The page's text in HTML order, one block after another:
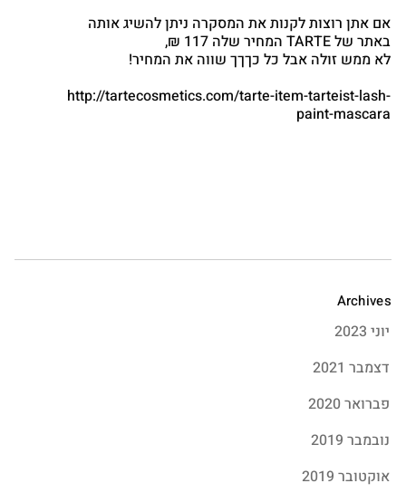
אם אתן רוצות לקנות את המסקרה ניתן להשיג אותה
באתר של TARTE המחיר שלה 117 ₪,
לא ממש זולה אבל כל כךךך שווה את המחיר!
http://tartecosmetics.com/tarte-item-tarteist-lash-
paint-mascara
Archives
יוני 2023
דצמבר 2021
פברואר 2020
נובמבר 2019
אוקטובר 2019